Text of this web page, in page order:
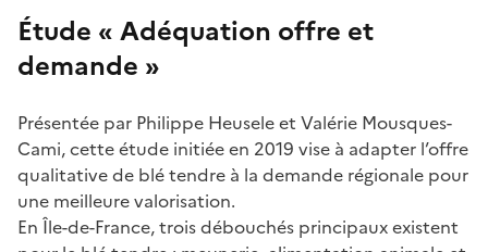
Étude « Adéquation offre et
demande »
Présentée par Philippe Heusele et Valérie Mousques-
Cami, cette étude initiée en 2019 vise à adapter l’offre
qualitative de blé tendre à la demande régionale pour
une meilleure valorisation.
En Île-de-France, trois débouchés principaux existent